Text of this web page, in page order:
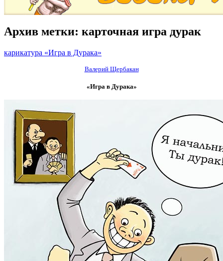
Архив метки: карточная игра дурак
карикатура «Игра в Дурака»
Валерий Щербакан
«Игра в Дурака»